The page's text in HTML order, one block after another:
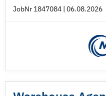
JobNr 1847084 | 06.08.2026